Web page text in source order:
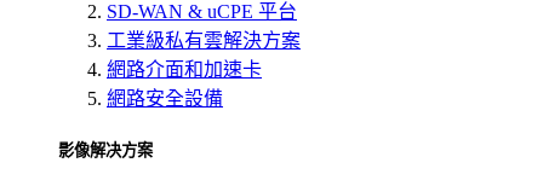
SD-WAN & uCPE 平台
工業級私有雲解決方案
網路介面和加速卡
網路安全設備
影像解决方案